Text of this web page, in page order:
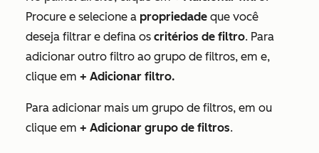
Procure e selecione a propriedade que você
deseja filtrar e defina os critérios de filtro. Para
adicionar outro filtro ao grupo de filtros, em e,
clique em + Adicionar filtro.
Para adicionar mais um grupo de filtros, em ou
clique em + Adicionar grupo de filtros.